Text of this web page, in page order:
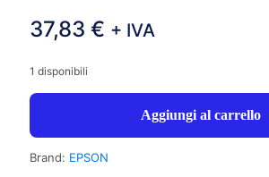
37,83 € + IVA
1 disponibili
Aggiungi al carrello
Brand: EPSON